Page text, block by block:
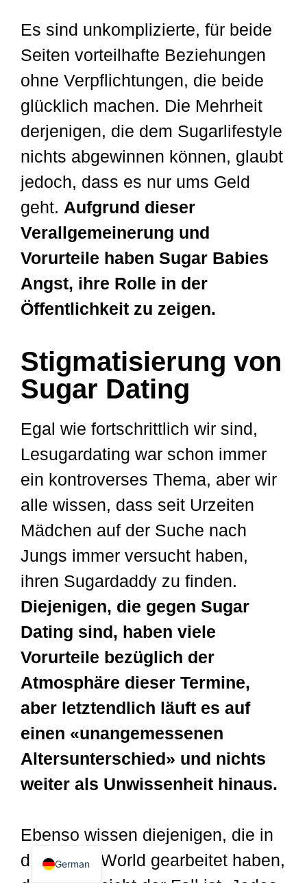
Es sind unkomplizierte, für beide
Seiten vorteilhafte Beziehungen
ohne Verpflichtungen, die beide
glücklich machen. Die Mehrheit
derjenigen, die dem Sugarlifestyle
nichts abgewinnen können, glaubt
jedoch, dass es nur ums Geld
geht. Aufgrund dieser
Verallgemeinerung und
Vorurteile haben Sugar Babies
Angst, ihre Rolle in der
Öffentlichkeit zu zeigen.
Stigmatisierung von
Sugar Dating
Egal wie fortschrittlich wir sind,
Lesugardating war schon immer
ein kontroverses Thema, aber wir
alle wissen, dass seit Urzeiten
Mädchen auf der Suche nach
Jungs immer versucht haben,
ihren Sugardaddy zu finden.
Diejenigen, die gegen Sugar
Dating sind, haben viele
Vorurteile bezüglich der
Atmosphäre dieser Termine,
aber letztendlich läuft es auf
einen «unangemessenen
Altersunterschied» und nichts
weiter als Unwissenheit hinaus.
Ebenso wissen diejenigen, die in
der Sugar World gearbeitet haben,
dass dies nicht der Fall ist. Jedes
German
French